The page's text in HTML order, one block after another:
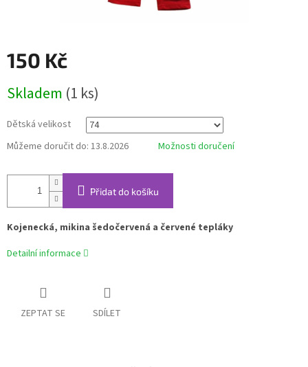
150 Kč
cena:
Skladem (1 ks)
Dětská velikost
Můžeme doručit do: 13.8.2026 Možnosti doručení
Přidat do košíku
Kojenecká, mikina šedočervená a červené tepláky
Detailní informace
ZEPTAT SE SDÍLET